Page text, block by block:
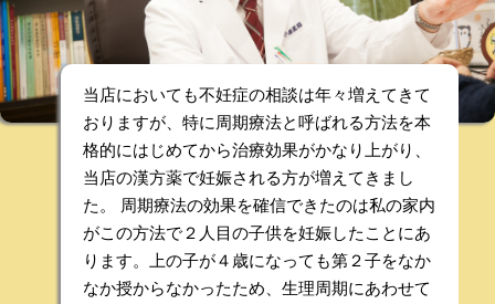
当店においても不妊症の相談は年々増えてきて
おりますが、特に周期療法と呼ばれる方法を本
格的にはじめてから治療効果がかなり上がり、
当店の漢方薬で妊娠される方が増えてきまし
た。 周期療法の効果を確信できたのは私の家内
がこの方法で２人目の子供を妊娠したことにあ
ります。上の子が４歳になっても第２子をなか
なか授からなかったため、生理周期にあわせて